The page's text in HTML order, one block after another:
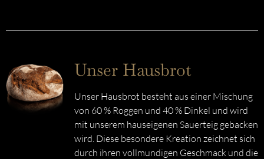
Unser Hausbrot
Unser Hausbrot besteht aus einer Mischung
von 60 % Roggen und 40 % Dinkel und wird
mit unserem hauseigenen Sauerteig gebacken
wird. Diese besondere Kreation zeichnet sich
durch ihren vollmundigen Geschmack und die